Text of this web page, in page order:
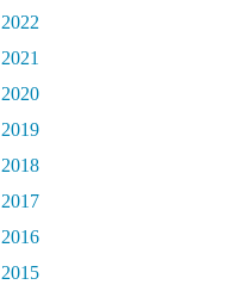
2022
2021
2020
2019
2018
2017
2016
2015